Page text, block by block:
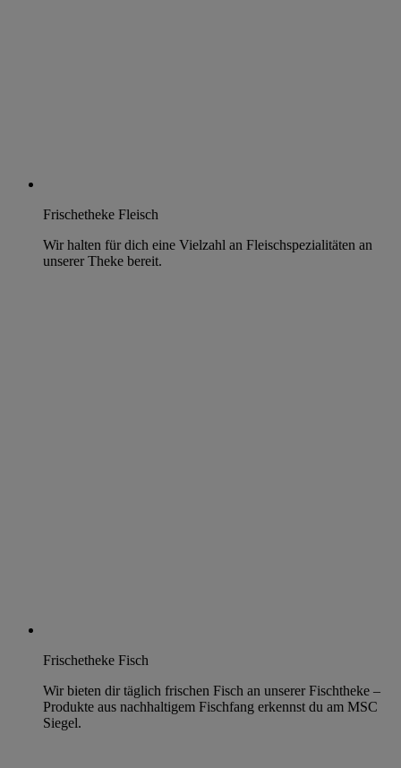
Frischetheke Fleisch
Wir halten für dich eine Vielzahl an Fleischspezialitäten an
unserer Theke bereit.
Frischetheke Fisch
Wir bieten dir täglich frischen Fisch an unserer Fischtheke –
Produkte aus nachhaltigem Fischfang erkennst du am MSC
Siegel.